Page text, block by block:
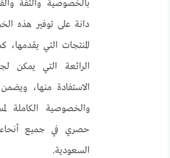
بالخصوصية والثقة
دانة على توفير هذه
المنتجات التي
الرائعة التي يمكن
الاستفادة منها، ويضمن
والخصوصية الكاملة
حصري في جميع أنحاء
السعودية.